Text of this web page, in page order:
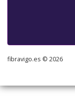
fibravigo.es © 2026